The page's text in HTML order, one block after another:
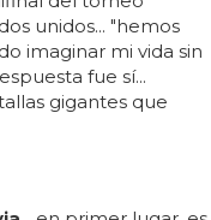
a su novia
durante el